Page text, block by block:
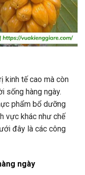
kinh tế cao mà còn
sống hàng ngày.
phẩm bổ dưỡng
vực khác như chế
đây là các công
ngày